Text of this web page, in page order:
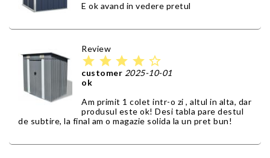
E ok avand in vedere pretul
Review
star star star star star_border
customer 2025-10-01
ok
Am primit 1 colet intr-o zi , altul in alta, dar
produsul este ok! Desi tabla pare destul
de subtire, la final am o magazie solida la un pret bun!